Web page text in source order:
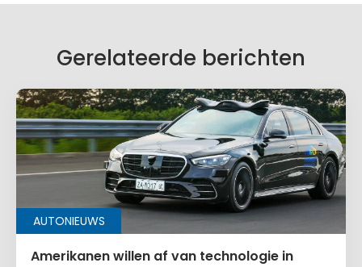
Gerelateerde berichten
AUTONIEUWS
Amerikanen willen af van technologie in